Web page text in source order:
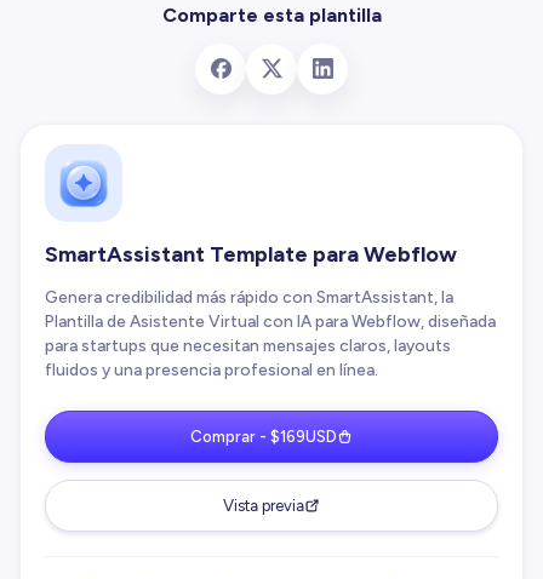
Comparte esta plantilla
SmartAssistant Template para Webflow
Genera credibilidad más rápido con SmartAssistant, la
Plantilla de Asistente Virtual con IA para Webflow, diseñada
para startups que necesitan mensajes claros, layouts
fluidos y una presencia profesional en línea.
Comprar - $169USD
Vista previa